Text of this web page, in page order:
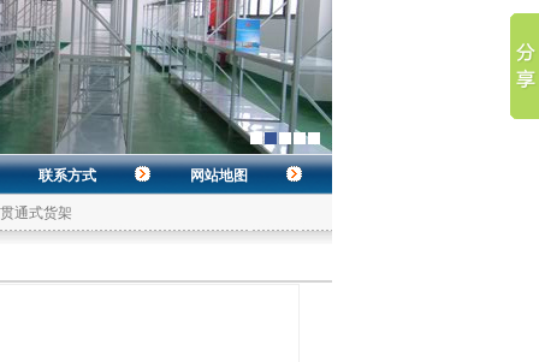
联系方式 网站地图
贯通式货架